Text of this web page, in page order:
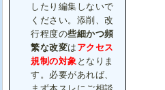
したり編集しないで
ください。添削、改
行程度の些細かつ頻
繁な改変は アクセス
規制の対象 となりま
す。必要があれば、
まず本スレにご相談